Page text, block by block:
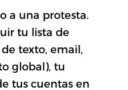
a una protesta.
tu lista de
texto, email,
global), tu
tus cuentas en